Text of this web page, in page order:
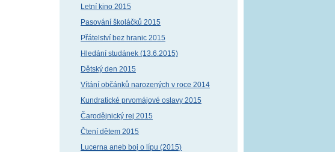
Letní kino 2015
Pasování školáčků 2015
Přátelství bez hranic 2015
Hledání studánek (13.6.2015)
Dětský den 2015
Vítání občánků narozených v roce 2014
Kundratické prvomájové oslavy 2015
Čarodějnický rej 2015
Čtení dětem 2015
Lucerna aneb boj o lípu (2015)